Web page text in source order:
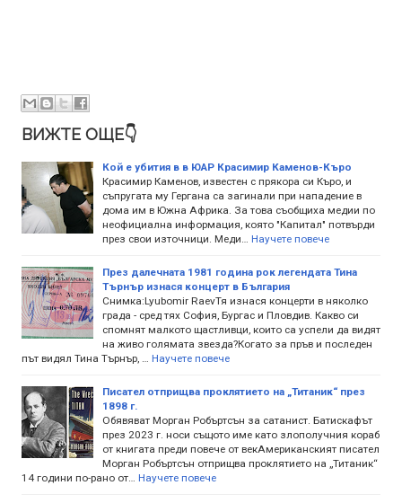
ВИЖТЕ ОЩЕ👇
Кой е убития в в ЮАР Красимир Каменов-Къро
Красимир Каменов, известен с прякора си Къро, и
съпругата му Гергана са загинали при нападение в
дома им в Южна Африка. За това съобщиха медии по
неофициална информация, която "Капитал" потвърди
през свои източници. Меди…
Научете повече
През далечната 1981 година рок легендата Тина
Търнър изнася концерт в България
Снимка:Lyubomir RaevТя изнася концерти в няколко
града - сред тях София, Бургас и Пловдив. Какво си
спомнят малкото щастливци, които са успели да видят
на живо голямата звезда?Когато за пръв и последен
път видял Тина Търнър, …
Научете повече
Писател отприщва проклятието на „Титаник“ през
1898 г.
Обявяват Морган Робъртсън за сатанист. Батискафът
през 2023 г. носи същото име като злополучния кораб
от книгата преди повече от векАмериканският писател
Морган Робъртсън отприщва проклятието на „Титаник“
14 години по-рано от…
Научете повече